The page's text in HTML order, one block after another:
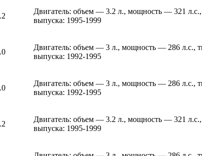
Двигатель: объем — 3.2 л., мощность — 321
выпуска: 1995-1999
Двигатель: объем — 3 л., мощность — 286 л.с.,
выпуска: 1992-1995
Двигатель: объем — 3 л., мощность — 286 л.с.,
выпуска: 1992-1995
Двигатель: объем — 3.2 л., мощность — 321
выпуска: 1995-1999